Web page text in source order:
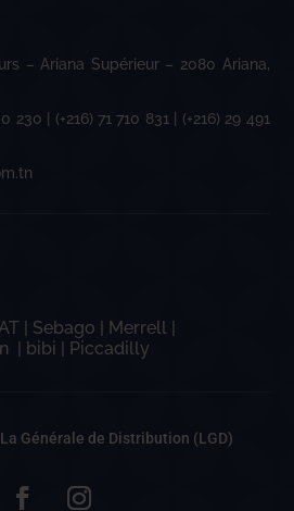
– Ariana Supérieur – 2080 Ariana,
230 | (+216) 71 710 831 | (+216) 29 491
| Sebago | Merrell |
| bibi | Piccadilly
La Générale de Distribution (LGD)